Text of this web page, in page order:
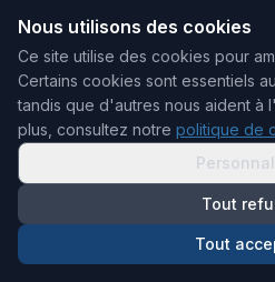
Nous utilisons des cookies
Ce site utilise des cookies pour
Certains cookies sont essentiels
tandis que d'autres nous aident à
plus, consultez notre politique de
Tout
Tout